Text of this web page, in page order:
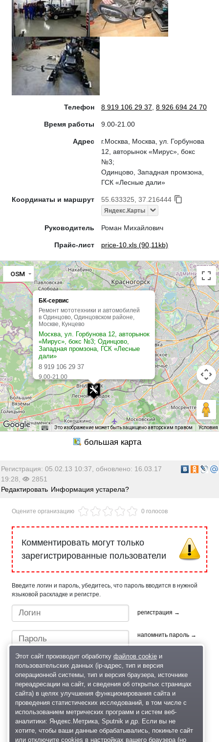
Телефон 8 919 106 29 37 8 926 694 24 70
Время работы 9.00-21.00
Адрес
г.Москва, Москва, ул. Горбунова
12, авторынок «Мирус», бокс
№3;
Одинцово, Западная промзона,
ГСК «Лесные дали»
Координаты и маршрут 55.633325, 37.216444
Яндекс.Карты
Руководитель Роман Михайлович
Прайс-лист price-10.xls (90,11kb)
БК-сервис
Ремонт мототехники и автомобилей
в Одинцово, Одинцовском районе,
Москве, Кунцево
Москва, ул. Горбунова 12, авторынок
«Мирус», бокс №3; Одинцово,
Западная промзона, ГСК «Лесные
дали»
8 919 106 29 37
9.00-21.00
OSM
Это изображение может быть защищено авторским правом Условия
Регистрация: 05.02.13 10:37, обновлено: 16.03.17
19:28,
2851
Редактировать Информация устарела?
Оцените организацию 0 голосов
Комментировать могут только
зарегистрированные пользователи
Введите логин и пароль, убедитесь, что пароль вводится в нужной
языковой раскладке и регистре.
регистрация →
напомнить пароль →
Быстрый вход/регистрация, используя профиль в:
Этот сайт производит обработку файлов cookieи
пользовательских данных (ip-адрес, тип и версия
операционной системы, тип и версия браузера, источнике
переадресации на сайт, и сведения об открытых страницах
сайта) в целях улучшения функционирования сайта и
проведения статистических исследований, в том числе с
использованием метрических программ и систем веб-
аналитики: Яндекс.Метрика, Sputnik и др. Если вы не
хотите, чтобы ваши данные обрабатывались, покиньте сайт
или отключите cookies в настройках вашего браузера (но